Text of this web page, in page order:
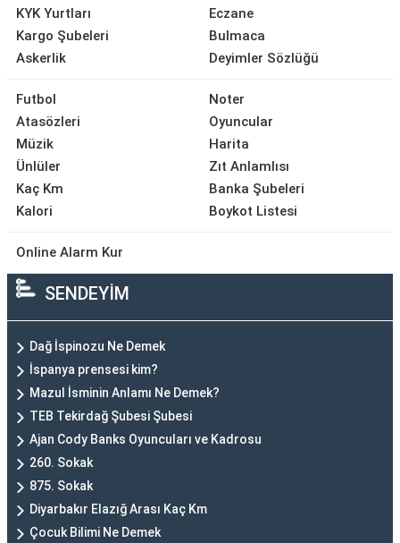
KYK Yurtları
Kargo Şubeleri
Askerlik
Eczane
Bulmaca
Deyimler Sözlüğü
Futbol
Atasözleri
Müzik
Ünlüler
Kaç Km
Kalori
Noter
Oyuncular
Harita
Zıt Anlamlısı
Banka Şubeleri
Boykot Listesi
Online Alarm Kur
SENDEYİM
Dağ İspinozu Ne Demek
İspanya prensesi kim?
Mazul İsminin Anlamı Ne Demek?
TEB Tekirdağ Şubesi Şubesi
Ajan Cody Banks Oyuncuları ve Kadrosu
260. Sokak
875. Sokak
Diyarbakır Elazığ Arası Kaç Km
Çocuk Bilimi Ne Demek